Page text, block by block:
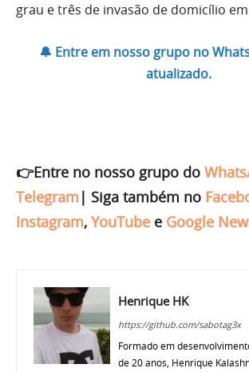
grau e três de invasão de domicílio
🔔 Entre em nosso grupo no
atualizado.
👉Entre no nosso grupo do
Telegram | Siga também no
Instagram, YouTube e Google
Henrique HK
https://github.com/sabotag3x
Formado em
de 20 anos, Henrique